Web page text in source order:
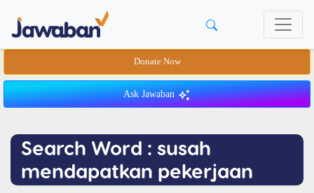
Donate Now
Ask Jawaban
Search Word : susah
mendapatkan pekerjaan